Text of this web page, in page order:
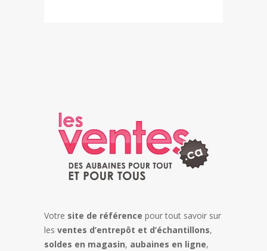
Votre site de référence pour tout savoir sur
les ventes d’entrepôt et d’échantillons,
soldes en magasin, aubaines en ligne,